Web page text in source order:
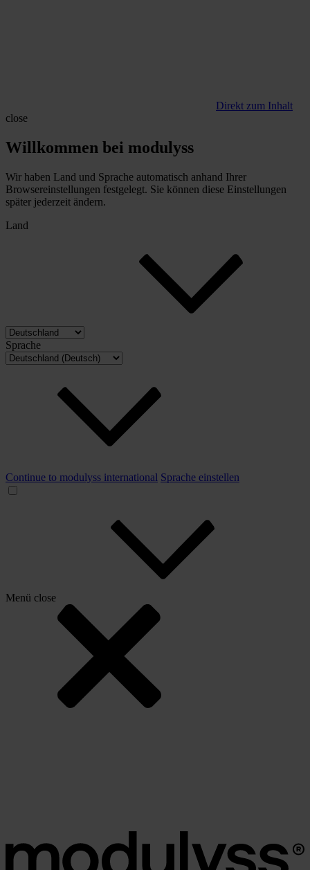
Direkt zum Inhalt
close
Willkommen bei modulyss
Wir haben Land und Sprache automatisch anhand Ihrer
Browsereinstellungen festgelegt. Sie können diese Einstellungen
später jederzeit ändern.
Land
Sprache
Continue to modulyss international Sprache einstellen
Menü close